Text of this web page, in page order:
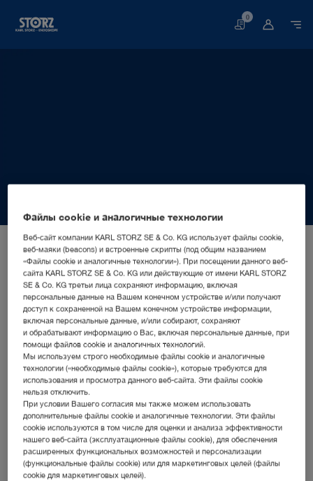
Корзина
0
Главная О нас
Информация о компании
Территориальные подразделения
Германия, Нойхаузен: KARL STORZ SE & Co. KG
ПРОИЗВОДСТВЕННАЯ ДОЧЕРНЯЯ КОМПАНИЯ
KARL STORZ SE & Co. KG
Адрес:
KARL STORZ SE & Co. KG
Take-Off Gewerbepark 83
78579 Neuhausen ob Eck | Germany
Телефон: +49 7461 708-0
Файлы cookie и аналогичные технологии
Веб-сайт компании KARL STORZ SE & Co. KG использует файлы cookie,
веб-маяки (beacons) и встроенные скрипты (под общим названием
«Файлы cookie и аналогичные технологии»). При посещении данного веб-
сайта KARL STORZ SE & Co. KG или действующие от имени KARL STORZ
SE & Co. KG третьи лица сохраняют информацию, включая
персональные данные на Вашем конечном устройстве и/или получают
доступ к сохраненной на Вашем конечном устройстве информации,
включая персональные данные, и/или собирают, сохраняют
и обрабатывают информацию о Вас, включая персональные данные, при
помощи файлов cookie и аналогичных технологий.
Мы используем строго необходимые файлы cookie и аналогичные
технологии («необходимые файлы cookie»), которые требуются для
использования и просмотра данного веб-сайта. Эти файлы cookie
нельзя отключить.
При условии Вашего согласия мы также можем использовать
дополнительные файлы cookie и аналогичные технологии. Эти файлы
cookie используются в том числе для оценки и анализа эффективности
нашего веб-сайта (эксплуатационные файлы cookie), для обеспечения
расширенных функциональных возможностей и персонализации
(функциональные файлы cookie) или для маркетинговых целей (файлы
cookie для маркетинговых целей).